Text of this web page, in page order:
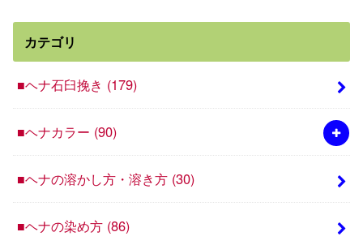
カテゴリ
■ヘナ石臼挽き (179)
■ヘナカラー (90)
■ヘナの溶かし方・溶き方 (30)
■ヘナの染め方 (86)